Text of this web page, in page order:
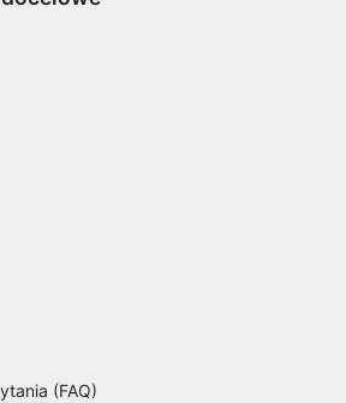
(FAQ)
reklam
w celu doboru
treści
reklam
treści
dzięki statystyce lub
usług